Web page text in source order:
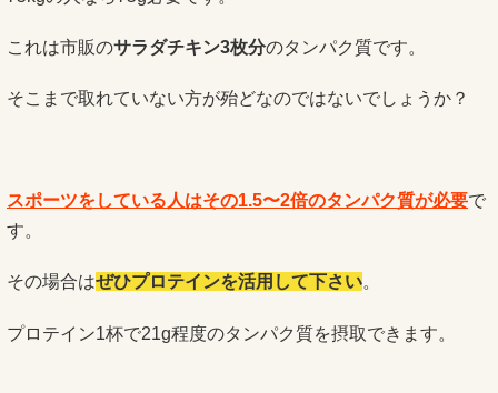
これは市販のサラダチキン3枚分のタンパク質です。
そこまで取れていない方が殆どなのではないでしょうか？
スポーツをしている人はその1.5〜2倍のタンパク質が必要で
す。
その場合はぜひプロテインを活用して下さい。
プロテイン1杯で21g程度のタンパク質を摂取できます。